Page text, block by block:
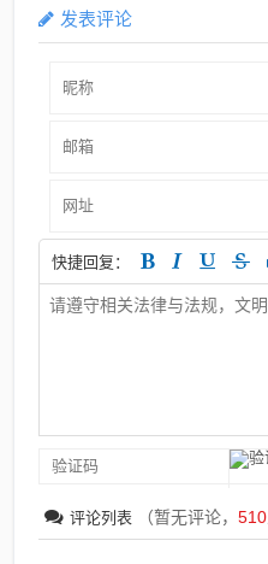
发表评论
快捷回复：
评论列表 （暂无评论，510